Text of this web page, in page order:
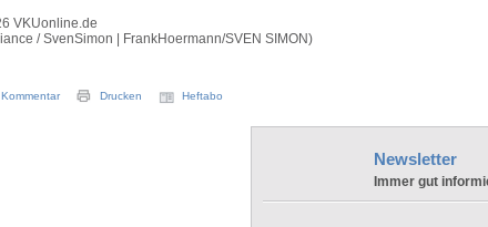
VKUonline.de
/ SvenSimon | FrankHoermann/SVEN SIMON)
Kommentar Drucken Heftabo
Newsletter
Immer gut